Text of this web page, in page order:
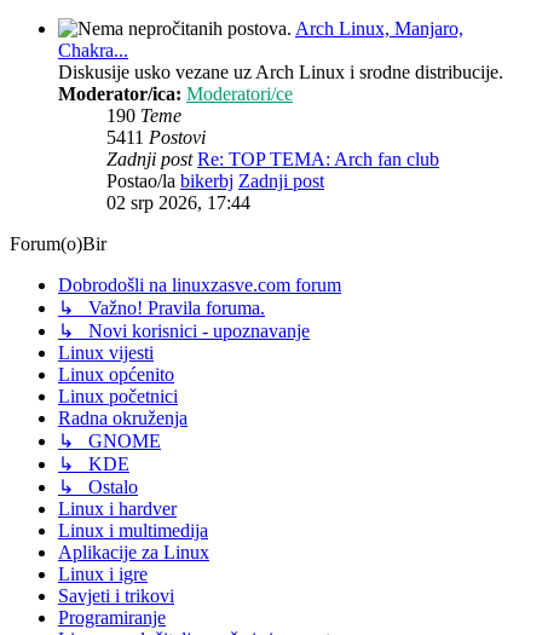
Arch Linux, Manjaro,
Chakra...
Diskusije usko vezane uz Arch Linux i srodne distribucije.
Moderator/ica: Moderatori/ce
190 Teme
5411 Postovi
Zadnji post Re: TOP TEMA: Arch fan club
Postao/la bikerbj Zadnji post
02 srp 2026, 17:44
Forum(o)Bir
Dobrodošli na linuxzasve.com forum
↳ Važno! Pravila foruma.
↳ Novi korisnici - upoznavanje
Linux vijesti
Linux općenito
Linux početnici
Radna okruženja
↳ GNOME
↳ KDE
↳ Ostalo
Linux i hardver
Linux i multimedija
Aplikacije za Linux
Linux i igre
Savjeti i trikovi
Programiranje